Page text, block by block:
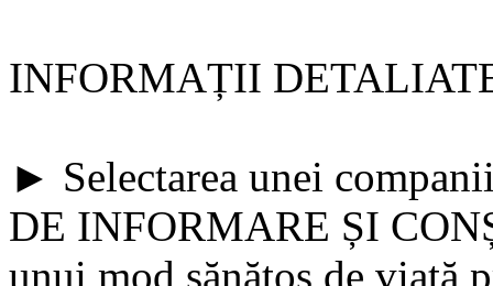
INFORMAȚII
► Selectarea unei
DE INFORMARE ȘI
unui mod sănătos de viață